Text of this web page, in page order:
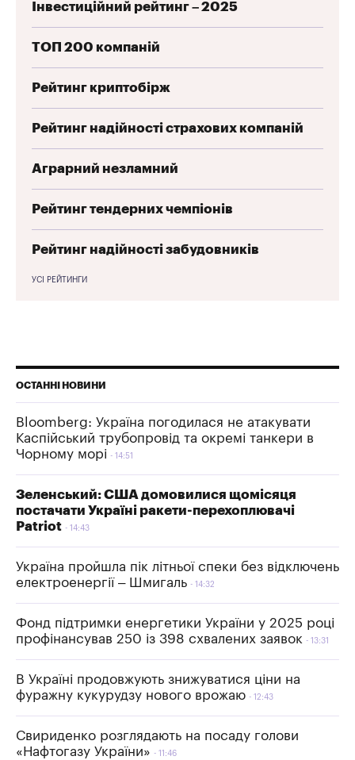
Інвестиційний рейтинг – 2025
ТОП 200 компаній
Рейтинг криптобірж
Рейтинг надійності страхових компаній
Аграрний незламний
Рейтинг тендерних чемпіонів
Рейтинг надійності забудовників
УСІ РЕЙТИНГИ
ОСТАННІ НОВИНИ
Bloomberg: Україна погодилася не атакувати
Каспійський трубопровід та окремі танкери в
Чорному морі
14:51
Зеленський: США домовилися щомісяця
постачати Україні ракети-перехоплювачі
Patriot
14:43
Україна пройшла пік літньої спеки без відключень
електроенергії – Шмигаль
14:32
Фонд підтримки енергетики України у 2025 році
профінансував 250 із 398 схвалених заявок
13:31
В Україні продовжують знижуватися ціни на
фуражну кукурудзу нового врожаю
12:43
Свириденко розглядають на посаду голови
«Нафтогазу України»
11:46